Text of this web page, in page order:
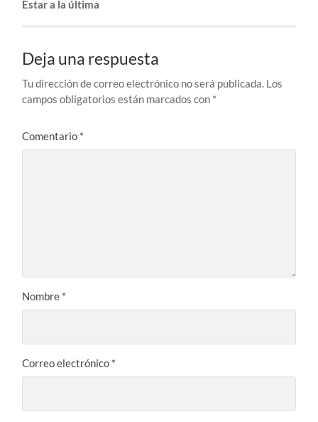
Estar a la última
Deja una respuesta
Tu dirección de correo electrónico no será publicada. Los
campos obligatorios están marcados con *
Comentario *
Nombre *
Correo electrónico *